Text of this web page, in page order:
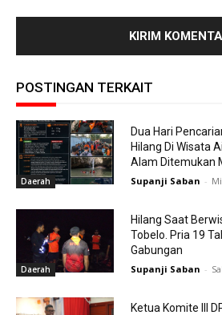
POSTINGAN TERKAIT
Daerah
Dua Hari
Hilang Di Wisata
Alam Ditemukan
Supanji Saban -
Daerah
Hilang Saat
Tobelo. Pria 19
Gabungan
Supanji Saban -
Ketua Komite III